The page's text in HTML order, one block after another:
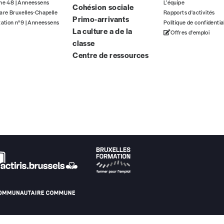
commandez au numéro.
papier ou numérique.
IBAN BE34 0010 7305 2190
moment, même après avoir reçu plusieurs numéros. Ce
Par numéro
48 | Anneessens
Bruxelles-Chapelle
n°9 | Anneessens
Cohésion sociale
Primo-arrivants
La culture a de la
classe
Centre de ressources
L’équipe
Rapports d'activités
Politique de
Offres d'emploi